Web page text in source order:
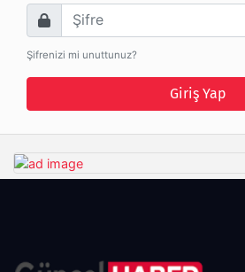
Şifre
Şifrenizi mi unuttunuz?
Giriş Yap